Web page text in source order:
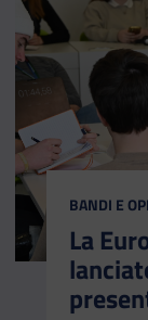
CATEGORIA:
BANDI E
La